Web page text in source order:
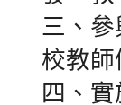
三、
校教師
四、實